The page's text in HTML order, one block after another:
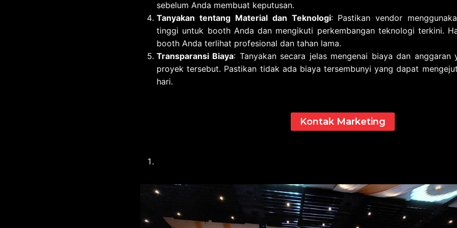
sebelum Anda membuat keputusan.
Tanyakan tentang Material dan Teknologi: Pastikan vendor
tinggi untuk booth Anda dan mengikuti perkembangan teknologi terkini.
booth Anda terlihat profesional dan tahan lama.
Transparansi Biaya: Tanyakan secara jelas mengenai biaya dan anggaran
proyek tersebut. Pastikan tidak ada biaya tersembunyi yang dapat
hari.
Kontak Marketing